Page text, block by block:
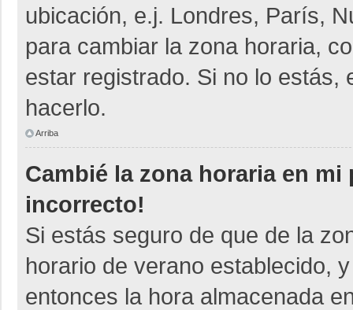
ubicación, e.j. Londres, París,
para cambiar la zona horaria,
estar registrado. Si no lo estás,
hacerlo.
Arriba
Cambié la zona horaria en
incorrecto!
Si estás seguro de que de la
horario de verano establecido,
entonces la hora almacenada